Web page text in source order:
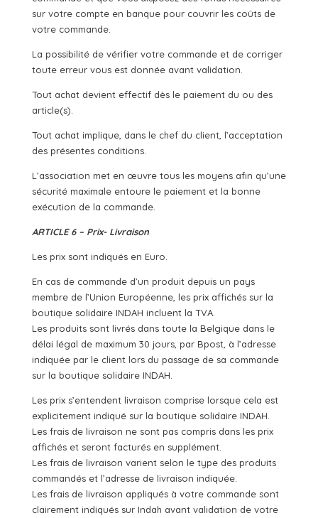
sur votre compte en banque pour couvrir les coûts de
votre commande.
La possibilité de vérifier votre commande et de corriger
toute erreur vous est donnée avant validation.
Tout achat devient effectif dès le paiement du ou des
article(s).
Tout achat implique, dans le chef du client, l’acceptation
des présentes conditions.
L’association met en œuvre tous les moyens afin qu’une
sécurité maximale entoure le paiement et la bonne
exécution de la commande.
ARTICLE 6 – Prix- Livraison
Les prix sont indiqués en Euro.
En cas de commande d’un produit depuis un pays
membre de l’Union Européenne, les prix affichés sur la
boutique solidaire INDAH incluent la TVA.
Les produits sont livrés dans toute la Belgique dans le
délai légal de maximum 30 jours, par Bpost, à l’adresse
indiquée par le client lors du passage de sa commande
sur la boutique solidaire INDAH.
Les prix s’entendent livraison comprise lorsque cela est
explicitement indiqué sur la boutique solidaire INDAH.
Les frais de livraison ne sont pas compris dans les prix
affichés et seront facturés en supplément.
Les frais de livraison varient selon le type des produits
commandés et l’adresse de livraison indiquée.
Les frais de livraison appliqués à votre commande sont
clairement indiqués sur Indah avant validation de votre